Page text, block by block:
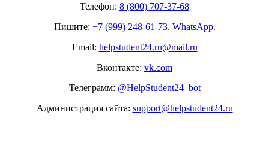
Телефон: 8 (800) 707-37-68
Пишите: +7 (999) 248-61-73. WhatsApp.
Email: helpstudent24.ru@mail.ru
Вконтакте: vk.com
Телеграмм: @HelpStudent24_bot
Администрация сайта: support@helpstudent24.ru